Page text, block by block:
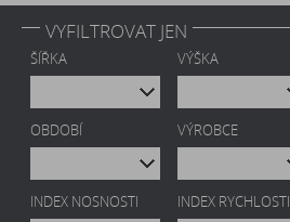
VYFILTROVAT JEN
ŠÍŘKA VÝŠKA
OBDOBÍ VÝROBCE
INDEX NOSNOSTI INDEX RYCHLOSTI